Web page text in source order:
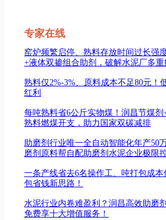
专家在线
窑炉频繁启停、熟料存放时间过长强
+液体双掺组合助剂，破解水泥厂多重
熟料仅2%-3%、原料成本不足80元！
红利
每吨熟料省6公斤实物煤！润昌节煤
熟料燃煤开支，助力国家双碳减排
助磨剂行业唯一全自动智能化年产50
磨剂原料帮自配助磨剂水泥企业极限
一条产线省去6名操作工、吨打包成
包省钱新思路！
水泥行业内卷难盈利？润昌高效助磨
免费享十大增值服务！